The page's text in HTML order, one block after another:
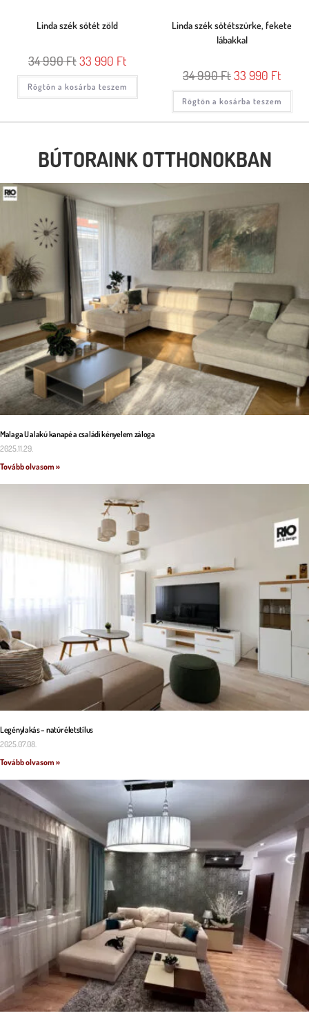
Linda szék sötét zöld
34 990Ft33 990 Ft
Rögtön a kosárba teszem
Linda szék sötétszürke, fekete
lábakkal
34 990Ft33 990 Ft
Rögtön a kosárba teszem
BÚTORAINK OTTHONOKBAN
Malaga U alakú kanapé a családi kényelem záloga
2025.11.29.
Tovább olvasom »
Legénylakás – natúr életstílus
2025.07.08.
Tovább olvasom »